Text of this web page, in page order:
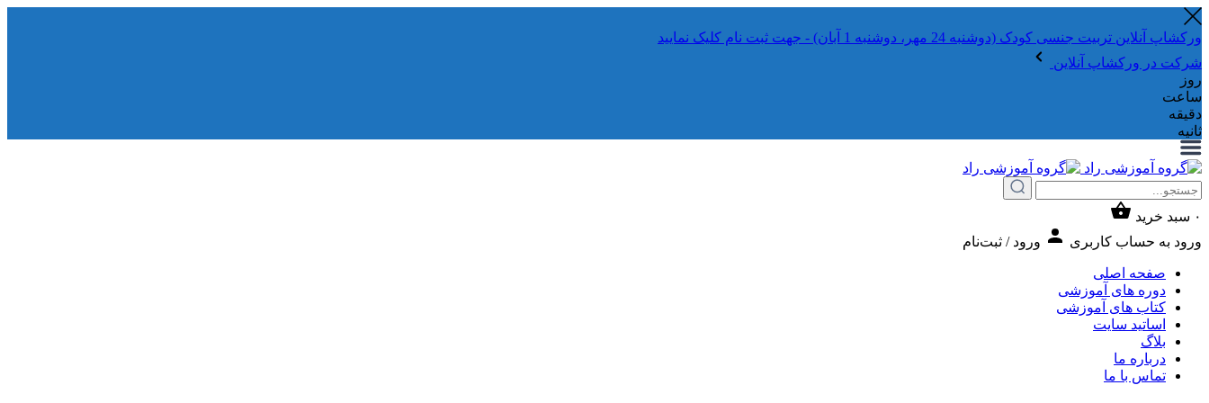
ورکشاپ آنلاین تربیت جنسی کودک (دوشنبه 24 مهر، دوشنبه 1 آبان) - جهت ثبت نام کلیک نمایید
شرکت در ورکشاپ آنلاین
روز
ساعت
دقیقه
ثانیه
۰ سبد خرید
ورود به حساب کاربری
ورود / ثبت‌نام
صفحه اصلی
دوره های آموزشی
کتاب های آموزشی
اساتید سایت
بلاگ
درباره ما
تماس با ما